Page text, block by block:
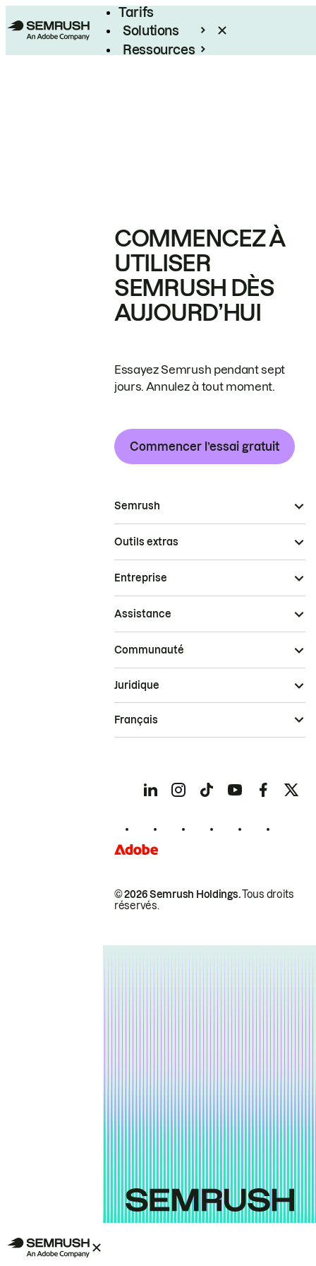
Tarifs
Solutions
Ressources
COMMENCEZ À
UTILISER
SEMRUSH DÈS
AUJOURD’HUI
Essayez Semrush pendant sept
jours. Annulez à tout moment.
Commencer l’essai gratuit
Semrush
Outils extras
Entreprise
Assistance
Communauté
© 2026 Semrush Holdings.Tous droits
réservés.
Juridique
Français